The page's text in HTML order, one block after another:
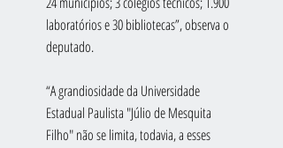
laboratórios e 30 bibliotecas”, observa o
deputado.
“A grandiosidade da Universidade
Estadual Paulista "Júlio de Mesquita
Filho" não se limita, todavia, a esses